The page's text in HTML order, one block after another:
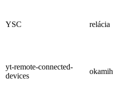
YSC relácia
yt-remote-connected-
devices
okamih